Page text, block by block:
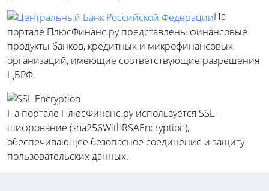
На
портале ПлюсФинанс.ру представлены финансовые
продукты банков, кредитных и микрофинансовых
организаций, имеющие соответствующие разрешения
ЦБРФ.
На портале ПлюсФинанс.ру используется SSL-
шифрование (sha256WithRSAEncryption),
обеспечивающее безопасное соединение и защиту
пользовательских данных.